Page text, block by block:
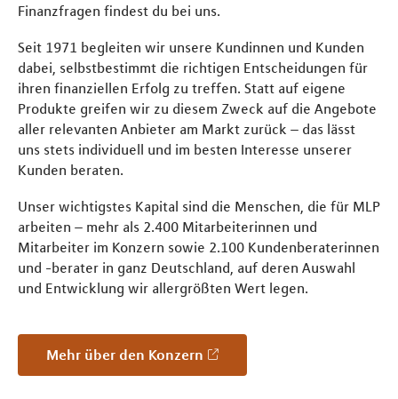
Finanzfragen findest du bei uns.
Seit 1971 begleiten wir unsere Kundinnen und Kunden
dabei, selbstbestimmt die richtigen Entscheidungen für
ihren finanziellen Erfolg zu treffen. Statt auf eigene
Produkte greifen wir zu diesem Zweck auf die Angebote
aller relevanten Anbieter am Markt zurück – das lässt
uns stets individuell und im besten Interesse unserer
Kunden beraten.
Unser wichtigstes Kapital sind die Menschen, die für MLP
arbeiten – mehr als 2.400 Mitarbeiterinnen und
Mitarbeiter im Konzern sowie 2.100 Kundenberaterinnen
und -berater in ganz Deutschland, auf deren Auswahl
und Entwicklung wir allergrößten Wert legen.
Mehr über den Konzern